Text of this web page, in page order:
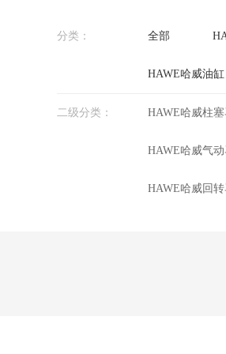
分类： 全部
HAWE哈威油缸
二级分类： HAWE哈威柱
HAWE哈威气
HAWE哈威回